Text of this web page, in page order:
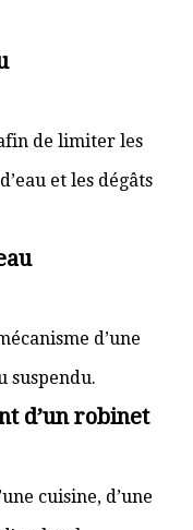
de limiter les
et les dégâts
d’une
suspendu.
d’un robinet
cuisine, d’une